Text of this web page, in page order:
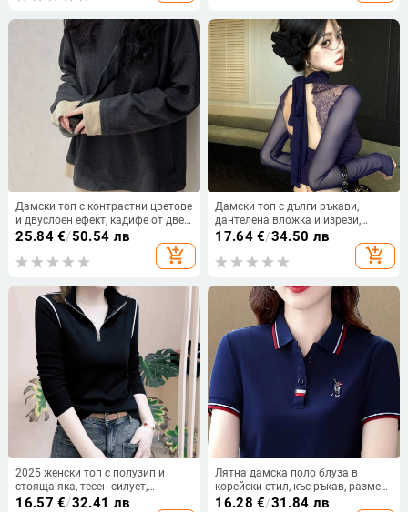
Дамски топ с контрастни цветове
и двуслоен ефект, кадифе от две
страни, свободен силует, средна
дължина, дълги ръкави, есенно-
зимен стил
25.84€/50.54 лв
add_shopping_cart
Дамски топ с дълги ръкави,
дантелена вложка и изрези,
луксозен и секси стил, презрамки
17.64€/34.50 лв
add_shopping_cart
2025 женски топ с полузип и
стояща яка, тесен силует,
корейски стил, дълги ръкави,
16.57 €/32.41 лв
Лятна дамска поло блуза в
корейски стил, къс ръкав, размер
плюс, ежедневен спортно-
16.28 €/31.84 лв